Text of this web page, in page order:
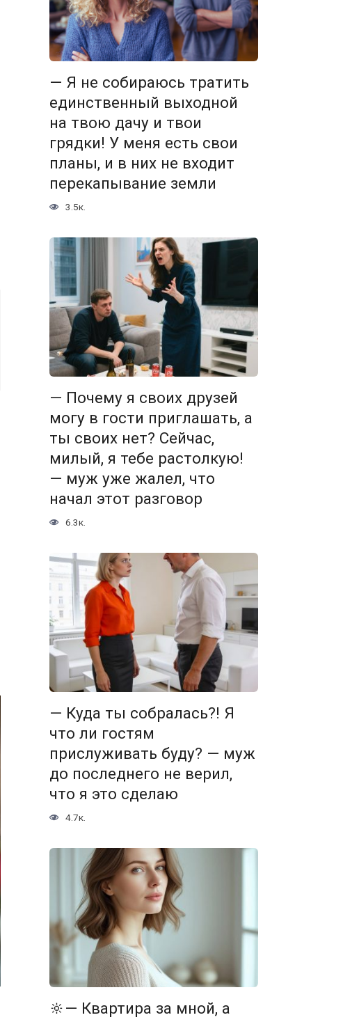
— Я не собираюсь тратить
единственный выходной
на твою дачу и твои
грядки! У меня есть свои
планы, и в них не входит
перекапывание земли
3.5к.
— Почему я своих друзей
могу в гости приглашать, а
ты своих нет? Сейчас,
милый, я тебе растолкую!
— муж уже жалел, что
начал этот разговор
6.3к.
— Куда ты собралась?! Я
что ли гостям
прислуживать буду? — муж
до последнего не верил,
что я это сделаю
4.7к.
🔆— Квартира за мной, а